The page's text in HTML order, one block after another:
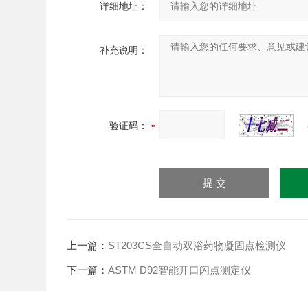
详细地址：
补充说明：
验证码：
上一篇： ST203CS全自动双浴药物凝固点检测仪
下一篇：ASTM D92智能开口闪点测定仪